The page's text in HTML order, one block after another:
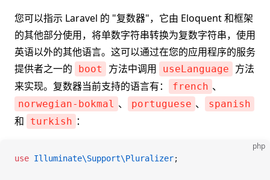
您可以指示 Laravel 的 "复数器"，它由 Eloquent 和框架
的其他部分使用，将单数字符串转换为复数字符串，使用
英语以外的其他语言。这可以通过在您的应用程序的服务
提供者之一的
boot 方法中调用 useLanguage
方法
来实现。复数器当前支持的语言有：
french 、
norwegian-bokmal 、 portuguese 、 spanish
和 turkish ：
php
use Illuminate\Support\Pluralizer;